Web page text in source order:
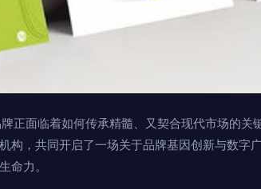
正面临着如何传承精髓、又契合现代市场的关
构，共同开启了一场关于品牌基因创新与数字
命力。